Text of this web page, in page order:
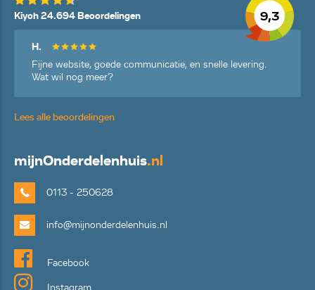
9,3
Kiyoh 24.694 Beoordelingen
H.
Fijne website, goede communicatie, en snelle levering.
Wat wil nog meer?
Lees alle beoordelingen
mijnOnderdelenhuis.nl
0113 - 250628
info@mijnonderdelenhuis.nl
Facebook